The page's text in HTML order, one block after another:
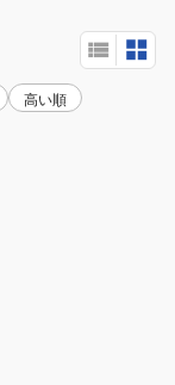
高い順